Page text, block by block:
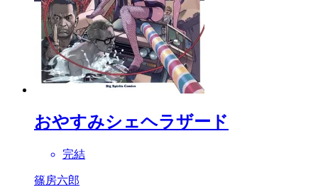
おやすみシェヘラザード
完結
篠房六郎